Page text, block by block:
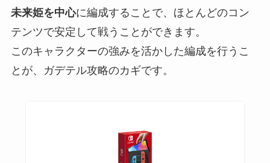
未来姫を中心に編成することで、ほとんどのコン
テンツで安定して戦うことができます。
このキャラクターの強みを活かした編成を行うこ
とが、ガデテル攻略のカギです。